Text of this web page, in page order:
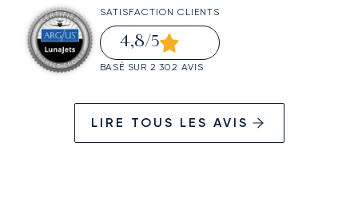
SATISFACTION CLIENTS
4,8/5
BASÉ SUR 2 302 AVIS
LIRE TOUS LES AVIS